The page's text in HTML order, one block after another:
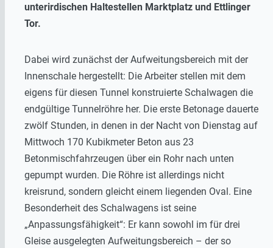
unterirdischen Haltestellen Marktplatz und Ettlinger
Tor.
Dabei wird zunächst der Aufweitungsbereich mit der
Innenschale hergestellt: Die Arbeiter stellen mit dem
eigens für diesen Tunnel konstruierte Schalwagen die
endgültige Tunnelröhre her. Die erste Betonage dauerte
zwölf Stunden, in denen in der Nacht von Dienstag auf
Mittwoch 170 Kubikmeter Beton aus 23
Betonmischfahrzeugen über ein Rohr nach unten
gepumpt wurden. Die Röhre ist allerdings nicht
kreisrund, sondern gleicht einem liegenden Oval. Eine
Besonderheit des Schalwagens ist seine
„Anpassungsfähigkeit“: Er kann sowohl im für drei
Gleise ausgelegten Aufweitungsbereich – der so